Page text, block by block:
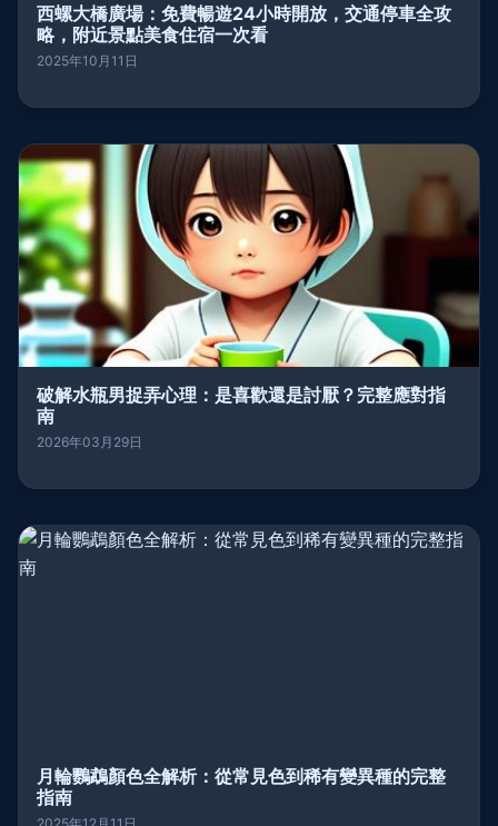
西螺大橋廣場：免費暢遊24小時開放，交通停車全攻
略，附近景點美食住宿一次看
2025年10月11日
破解水瓶男捉弄心理：是喜歡還是討厭？完整應對指
南
2026年03月29日
月輪鸚鵡顏色全解析：從常見色到稀有變異種的完整
指南